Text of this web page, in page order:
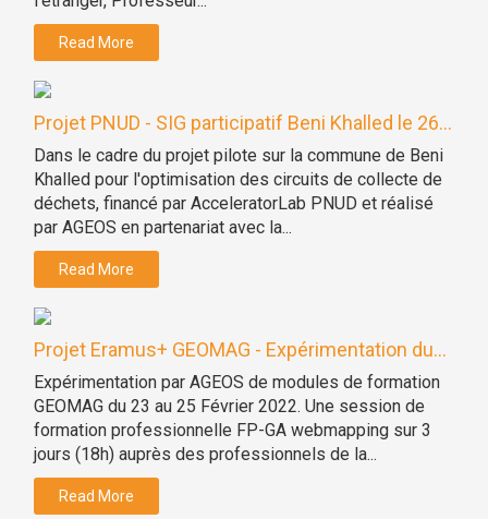
Read More
Projet PNUD - SIG participatif Beni Khalled le 26...
Dans le cadre du projet pilote sur la commune de Beni
Khalled pour l'optimisation des circuits de collecte de
déchets, financé par AcceleratorLab PNUD et réalisé
par AGEOS en partenariat avec la...
Read More
Projet Eramus+ GEOMAG - Expérimentation du...
Expérimentation par AGEOS de modules de formation
GEOMAG du 23 au 25 Février 2022. Une session de
formation professionnelle FP-GA webmapping sur 3
jours (18h) auprès des professionnels de la...
Read More